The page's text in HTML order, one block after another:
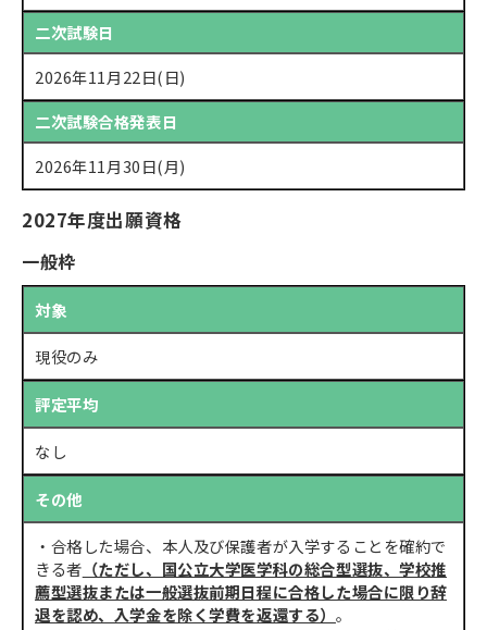
二次試験日
2026年11月22日(日)
二次試験合格発表日
2026年11月30日(月)
2027年度出願資格
一般枠
対象
現役のみ
評定平均
なし
その他
・合格した場合、本人及び保護者が入学することを確約で
きる者 （ただし、国公立大学医学科の総合型選抜、学校推
薦型選抜または一般選抜前期日程に合格した場合に限り辞
退を認め、入学金を除く学費を返還する） 。